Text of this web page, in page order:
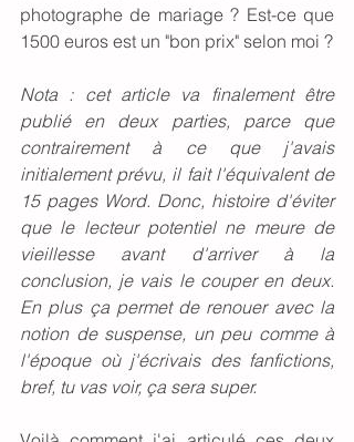
photographe de mariage ? Est-ce que
1500 euros est un "bon prix" selon moi ?
Nota : cet article va finalement être
publié en deux parties, parce que
contrairement à ce que j'avais
initialement prévu, il fait l'équivalent de
15 pages Word. Donc, histoire d'éviter
que le lecteur potentiel ne meure de
vieillesse avant d'arriver à la
conclusion, je vais le couper en deux.
En plus ça permet de renouer avec la
notion de suspense, un peu comme à
l'époque où j'écrivais des fanfictions,
bref, tu vas voir, ça sera super.